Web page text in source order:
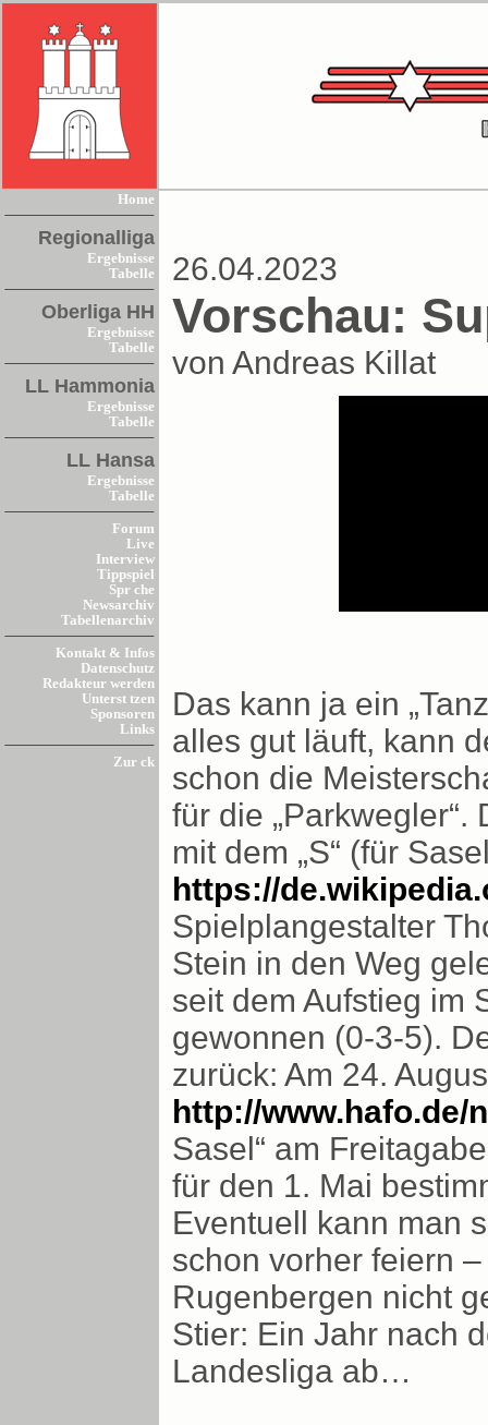
Home
Regionalliga
Ergebnisse
Tabelle
Oberliga HH
Ergebnisse
Tabelle
LL Hammonia
Ergebnisse
Tabelle
LL Hansa
Ergebnisse
Tabelle
Forum
Live
Interview
Tippspiel
Spr che
Newsarchiv
Tabellenarchiv
Kontakt & Infos
Datenschutz
Redakteur werden
Unterst tzen
Sponsoren
Links
Zur ck
26.04.2023
Vorschau:
von Andreas Killat
Das kann ja ein
alles gut läuft, kann
schon die
für die „Parkwegler“.
mit dem „S“ (für
https://
Spielplangestalter
Stein in den Weg
seit dem Aufstieg im
gewonnen (0-3-5).
zurück: Am 24.
http://www.hafo.de/
Sasel“ am
für den 1. Mai
Eventuell kann man
schon vorher feiern
Rugenbergen nicht
Stier: Ein Jahr nach
Landesliga ab…